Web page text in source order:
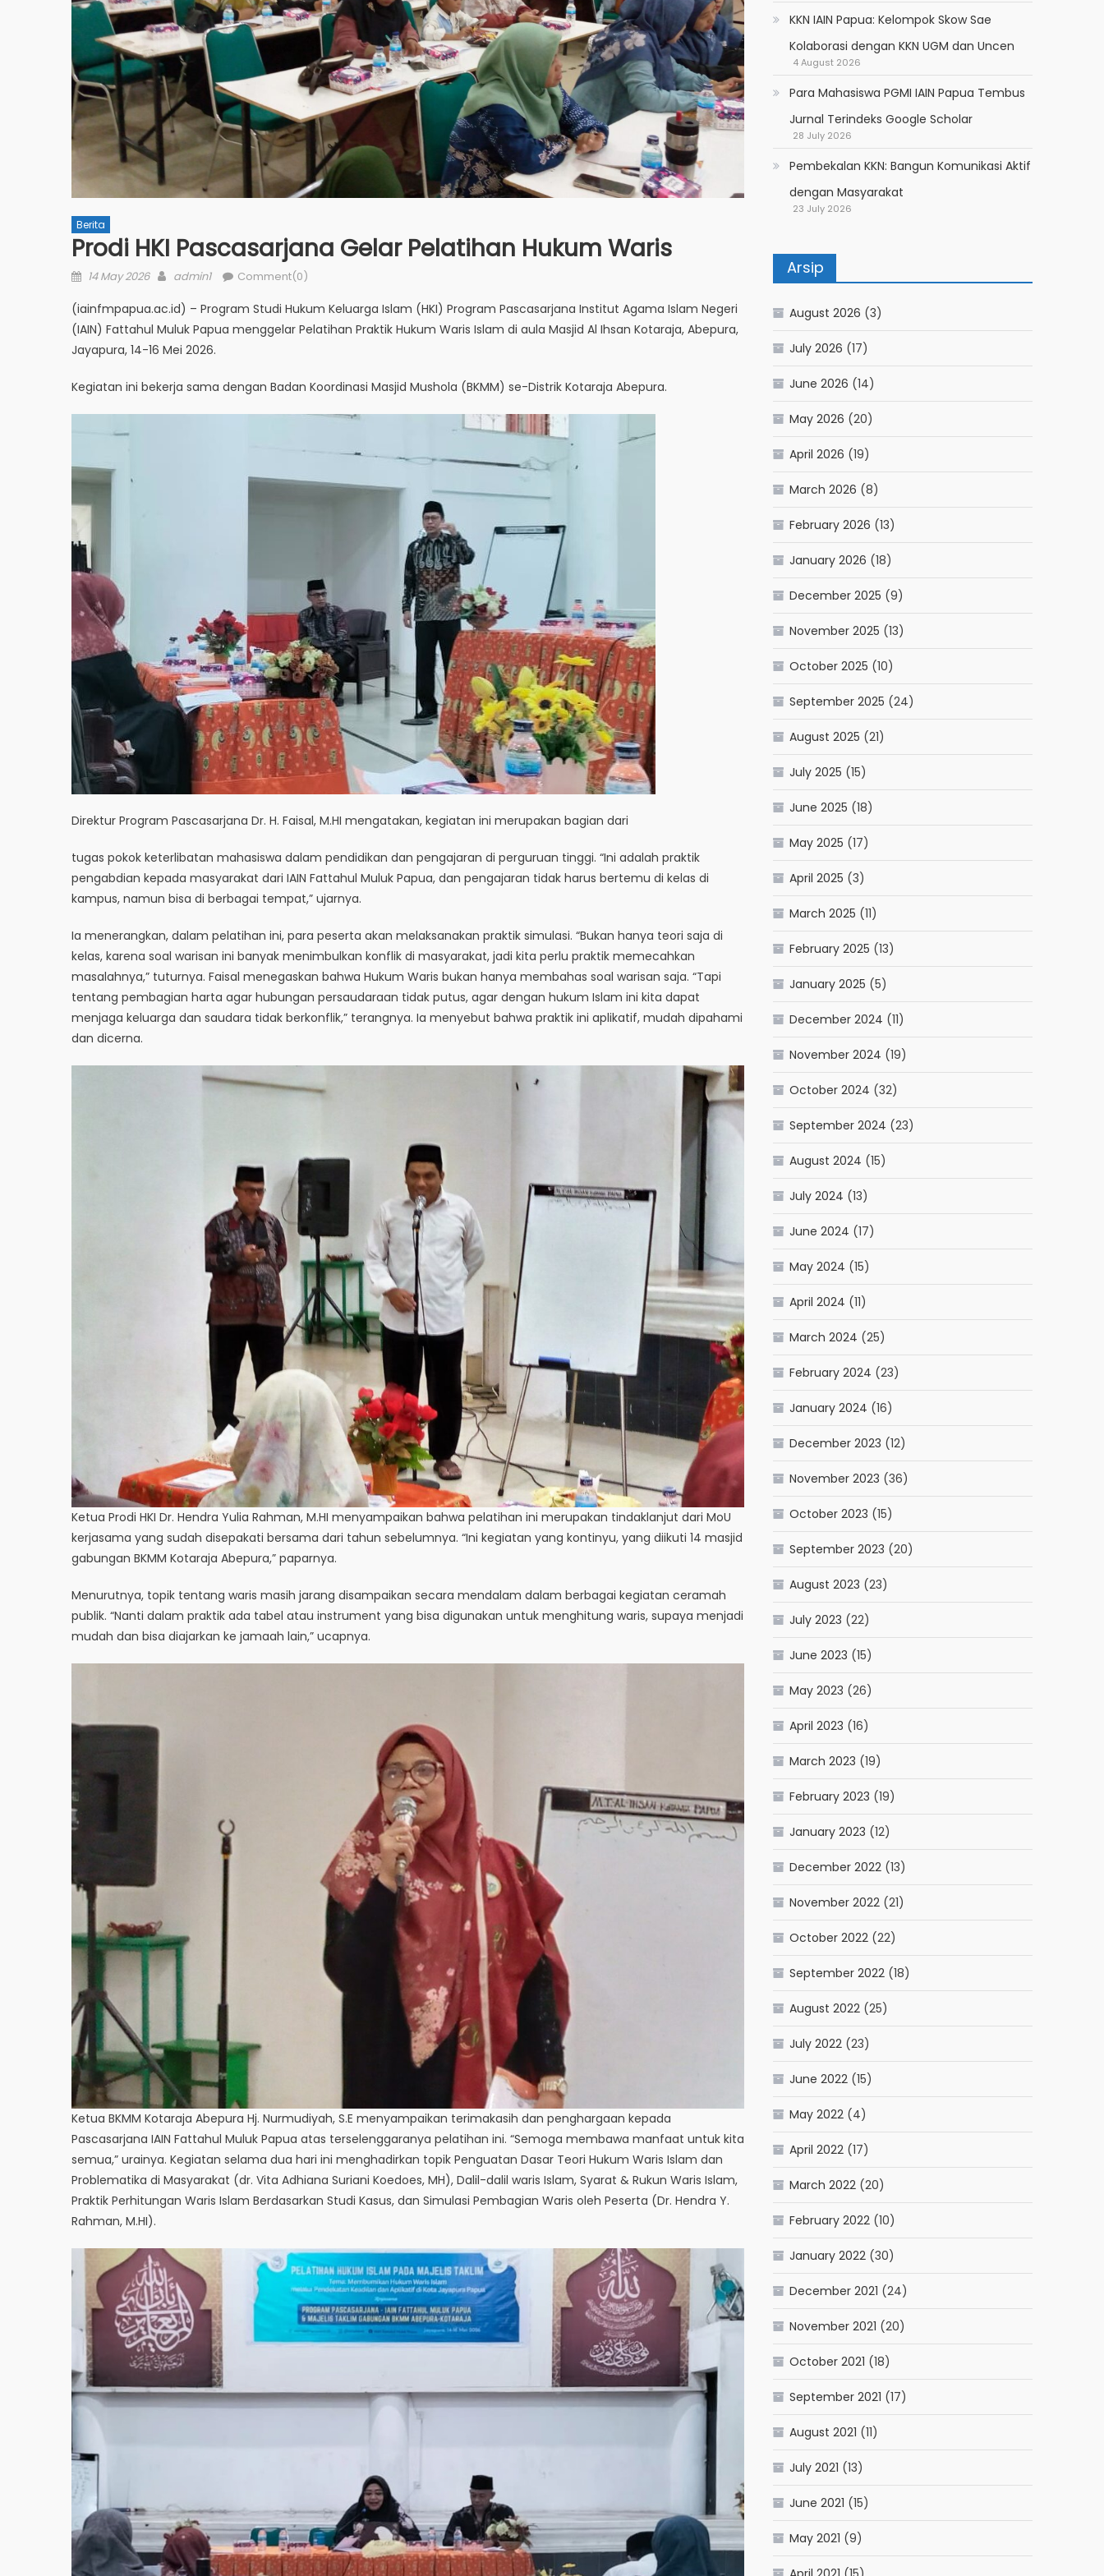
Berita
Prodi HKI Pascasarjana Gelar Pelatihan Hukum Waris
Posted
14 May 2026 Author
admin1 Comment(0)
(iainfmpapua.ac.id) – Program Studi Hukum Keluarga Islam (HKI) Program Pascasarjana Institut Agama Islam Negeri
(IAIN) Fattahul Muluk Papua menggelar Pelatihan Praktik Hukum Waris Islam di aula Masjid Al Ihsan Kotaraja, Abepura,
Jayapura, 14-16 Mei 2026.
Kegiatan ini bekerja sama dengan Badan Koordinasi Masjid Mushola (BKMM) se-Distrik Kotaraja Abepura.
Direktur Program Pascasarjana Dr. H. Faisal, M.HI mengatakan, kegiatan ini merupakan bagian dari
tugas pokok keterlibatan mahasiswa dalam pendidikan dan pengajaran di perguruan tinggi. “Ini adalah praktik
pengabdian kepada masyarakat dari IAIN Fattahul Muluk Papua, dan pengajaran tidak harus bertemu di kelas di
kampus, namun bisa di berbagai tempat,” ujarnya.
Ia menerangkan, dalam pelatihan ini, para peserta akan melaksanakan praktik simulasi. “Bukan hanya teori saja di
kelas, karena soal warisan ini banyak menimbulkan konflik di masyarakat, jadi kita perlu praktik memecahkan
masalahnya,” tuturnya. Faisal menegaskan bahwa Hukum Waris bukan hanya membahas soal warisan saja. “Tapi
tentang pembagian harta agar hubungan persaudaraan tidak putus, agar dengan hukum Islam ini kita dapat
menjaga keluarga dan saudara tidak berkonflik,” terangnya. Ia menyebut bahwa praktik ini aplikatif, mudah dipahami
dan dicerna.
Ketua Prodi HKI Dr. Hendra Yulia Rahman, M.HI menyampaikan bahwa pelatihan ini merupakan tindaklanjut dari MoU
kerjasama yang sudah disepakati bersama dari tahun sebelumnya. “Ini kegiatan yang kontinyu, yang diikuti 14 masjid
gabungan BKMM Kotaraja Abepura,” paparnya.
Menurutnya, topik tentang waris masih jarang disampaikan secara mendalam dalam berbagai kegiatan ceramah
publik. “Nanti dalam praktik ada tabel atau instrument yang bisa digunakan untuk menghitung waris, supaya menjadi
mudah dan bisa diajarkan ke jamaah lain,” ucapnya.
Ketua BKMM Kotaraja Abepura Hj. Nurmudiyah, S.E menyampaikan terimakasih dan penghargaan kepada
Pascasarjana IAIN Fattahul Muluk Papua atas terselenggaranya pelatihan ini. “Semoga membawa manfaat untuk kita
semua,” urainya. Kegiatan selama dua hari ini menghadirkan topik Penguatan Dasar Teori Hukum Waris Islam dan
Problematika di Masyarakat (dr. Vita Adhiana Suriani Koedoes, MH), Dalil-dalil waris Islam, Syarat & Rukun Waris Islam,
Praktik Perhitungan Waris Islam Berdasarkan Studi Kasus, dan Simulasi Pembagian Waris oleh Peserta (Dr. Hendra Y.
Rahman, M.HI).
KKN IAIN Papua: Kelompok Skow Sae
Kolaborasi dengan KKN UGM dan Uncen
4 August 2026
Para Mahasiswa PGMI IAIN Papua Tembus
Jurnal Terindeks Google Scholar
28 July 2026
Pembekalan KKN: Bangun Komunikasi Aktif
dengan Masyarakat
23 July 2026
Arsip
August 2026 (3)
July 2026 (17)
June 2026 (14)
May 2026 (20)
April 2026 (19)
March 2026 (8)
February 2026 (13)
January 2026 (18)
December 2025 (9)
November 2025 (13)
October 2025 (10)
September 2025 (24)
August 2025 (21)
July 2025 (15)
June 2025 (18)
May 2025 (17)
April 2025 (3)
March 2025 (11)
February 2025 (13)
January 2025 (5)
December 2024 (11)
November 2024 (19)
October 2024 (32)
September 2024 (23)
August 2024 (15)
July 2024 (13)
June 2024 (17)
May 2024 (15)
April 2024 (11)
March 2024 (25)
February 2024 (23)
January 2024 (16)
December 2023 (12)
November 2023 (36)
October 2023 (15)
September 2023 (20)
August 2023 (23)
July 2023 (22)
June 2023 (15)
May 2023 (26)
April 2023 (16)
March 2023 (19)
February 2023 (19)
January 2023 (12)
December 2022 (13)
November 2022 (21)
October 2022 (22)
September 2022 (18)
August 2022 (25)
July 2022 (23)
June 2022 (15)
May 2022 (4)
April 2022 (17)
March 2022 (20)
February 2022 (10)
January 2022 (30)
December 2021 (24)
November 2021 (20)
October 2021 (18)
September 2021 (17)
August 2021 (11)
July 2021 (13)
June 2021 (15)
May 2021 (9)